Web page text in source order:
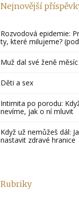
Nejnovější
Rozvodová epidemie:
ty, které milujeme?
Muž dal své ženě
Děti a sex
Intimita po porodu:
nevíme, jak o ní mluvit
Když už nemůžeš dál:
nastavit zdravé hranice
Rubriky